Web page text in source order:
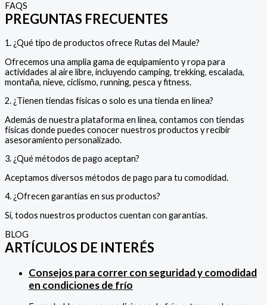
FAQS
PREGUNTAS FRECUENTES
1. ¿Qué tipo de productos ofrece Rutas del Maule?
Ofrecemos una amplia gama de equipamiento y ropa para
actividades al aire libre, incluyendo camping, trekking, escalada,
montaña, nieve, ciclismo, running, pesca y fitness.
2. ¿Tienen tiendas físicas o solo es una tienda en línea?
Además de nuestra plataforma en línea, contamos con tiendas
físicas donde puedes conocer nuestros productos y recibir
asesoramiento personalizado.
3. ¿Qué métodos de pago aceptan?
Aceptamos diversos métodos de pago para tu comodidad.
4. ¿Ofrecen garantías en sus productos?
Sí, todos nuestros productos cuentan con garantías.
BLOG
ARTÍCULOS DE INTERÉS
Consejospara correr con seguridad y comodidad
en condiciones de frío